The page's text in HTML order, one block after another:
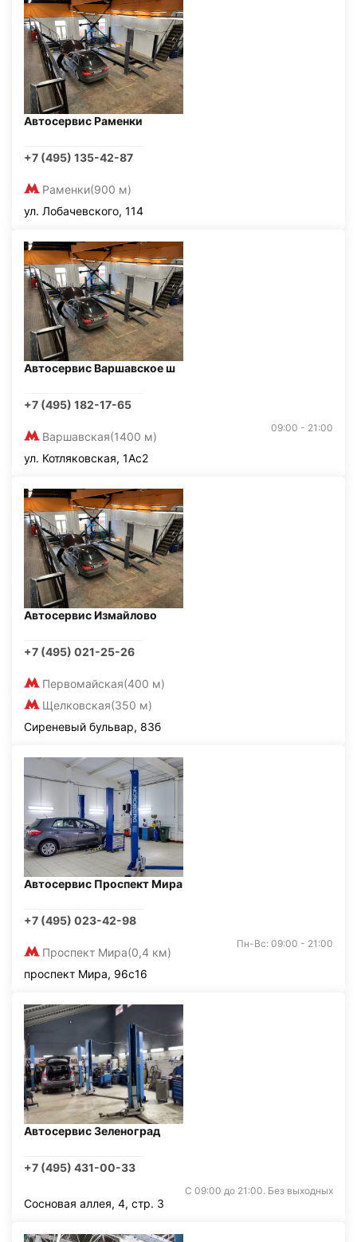
Автосервис Раменки
+7 (495) 135-42-87
Раменки(900 м)
ул. Лобачевского, 114
Автосервис Варшавское ш
+7 (495) 182-17-65
Варшавская(1400 м)
09:00 - 21:00
ул. Котляковская, 1Ас2
Автосервис Измайлово
+7 (495) 021-25-26
Первомайская(400 м)
Щелковская(350 м)
Сиреневый бульвар, 83б
Автосервис Проспект Мира
+7 (495) 023-42-98
Проспект Мира(0,4 км)
Пн-Вс: 09:00 - 21:00
проспект Мира, 96с16
Автосервис Зеленоград
+7 (495) 431-00-33
С 09:00 до 21:00. Без выходных
Сосновая аллея, 4, стр. 3